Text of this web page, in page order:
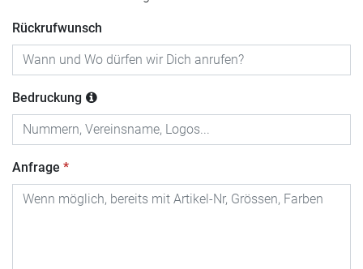
Rückrufwunsch
Bedruckung
Anfrage